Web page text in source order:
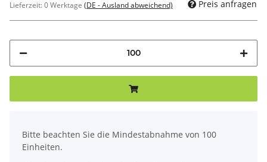
Lieferzeit:0 Werktage (DE - Ausland abweichend) Preis anfragen
Bitte beachten Sie die Mindestabnahme von 100
Einheiten.